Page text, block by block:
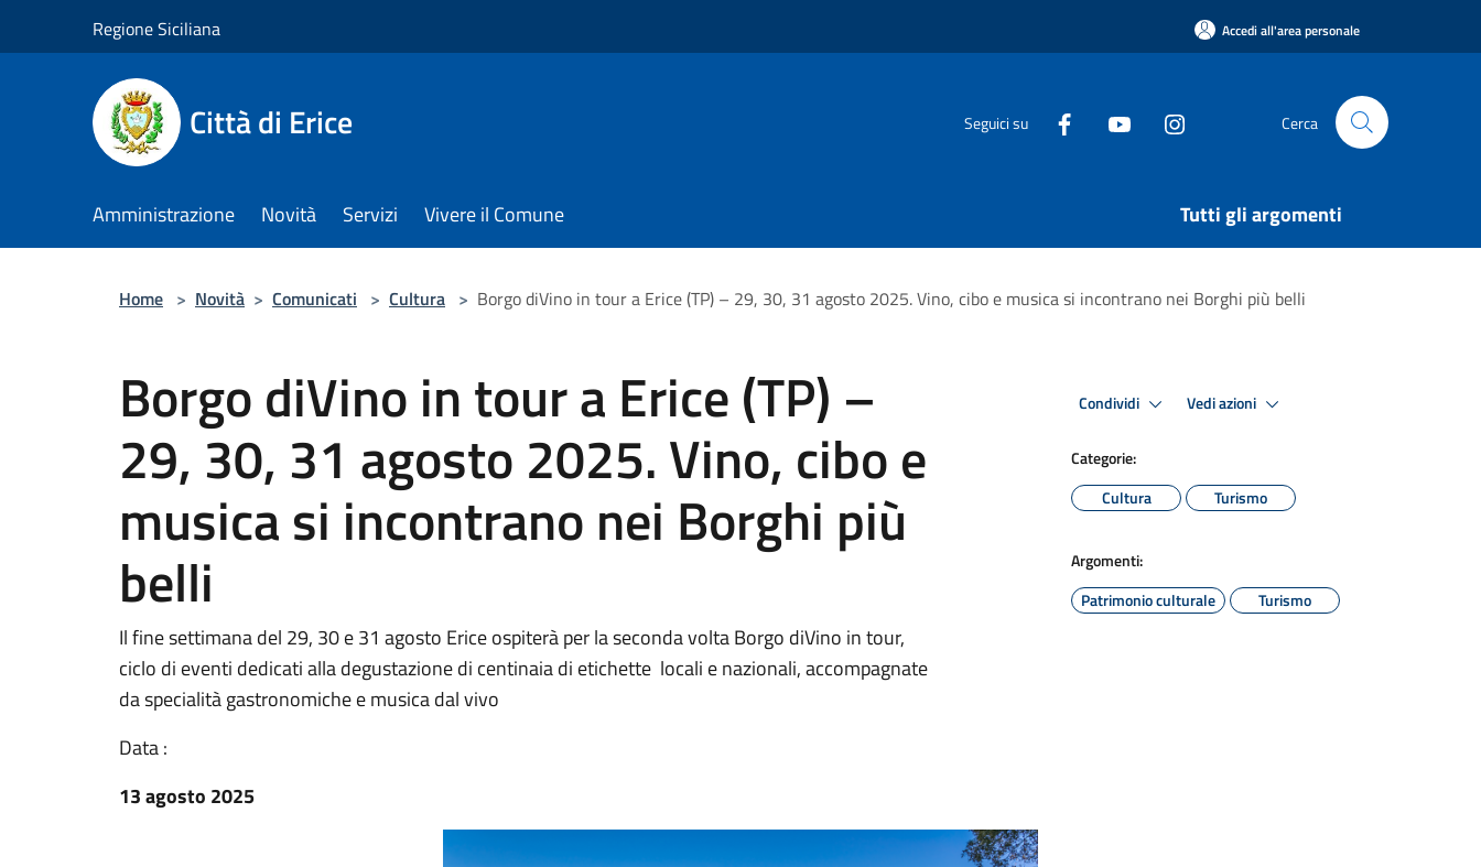
Regione Siciliana Accedi all'area personale
Città di Erice Seguici su Cerca
Amministrazione Novità Servizi Vivere il Comune Tutti gli argomenti
Home > Novità > Comunicati > Cultura > Borgo diVino in tour a Erice (TP) – 29, 30, 31 agosto 2025. Vino, cibo e musica si incontrano nei Borghi più belli
Borgo diVino in tour a Erice (TP) –
29, 30, 31 agosto 2025. Vino, cibo e
musica si incontrano nei Borghi più
belli
Il fine settimana del 29, 30 e 31 agosto Erice ospiterà per la seconda volta Borgo diVino in tour,
ciclo di eventi dedicati alla degustazione di centinaia di etichette locali e nazionali, accompagnate
da specialità gastronomiche e musica dal vivo
Data :
13 agosto 2025
Condividi Vedi azioni
Categorie:
Cultura
Turismo
Argomenti:
Patrimonio culturale
Turismo